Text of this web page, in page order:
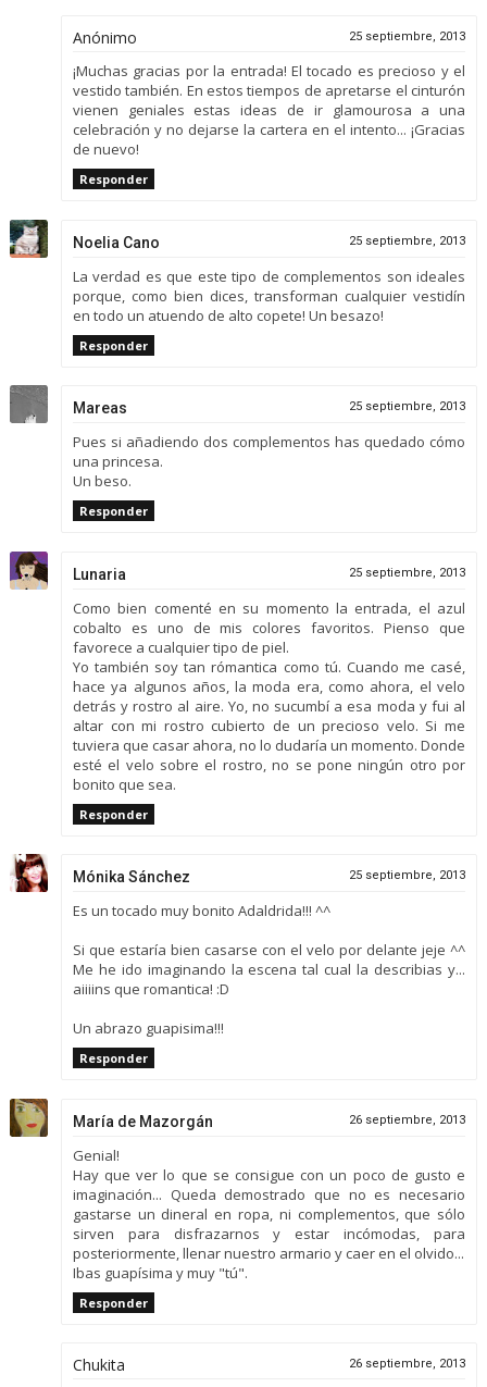
Anónimo 25 septiembre, 2013
¡Muchas gracias por la entrada! El tocado es precioso y el
vestido también. En estos tiempos de apretarse el cinturón
vienen geniales estas ideas de ir glamourosa a una
celebración y no dejarse la cartera en el intento... ¡Gracias
de nuevo!
Responder
Noelia Cano 25 septiembre, 2013
La verdad es que este tipo de complementos son ideales
porque, como bien dices, transforman cualquier vestidín
en todo un atuendo de alto copete! Un besazo!
Responder
Mareas 25 septiembre, 2013
Pues si añadiendo dos complementos has quedado cómo
una princesa.
Un beso.
Responder
Lunaria 25 septiembre, 2013
Como bien comenté en su momento la entrada, el azul
cobalto es uno de mis colores favoritos. Pienso que
favorece a cualquier tipo de piel.
Yo también soy tan rómantica como tú. Cuando me casé,
hace ya algunos años, la moda era, como ahora, el velo
detrás y rostro al aire. Yo, no sucumbí a esa moda y fui al
altar con mi rostro cubierto de un precioso velo. Si me
tuviera que casar ahora, no lo dudaría un momento. Donde
esté el velo sobre el rostro, no se pone ningún otro por
bonito que sea.
Responder
Mónika Sánchez 25 septiembre, 2013
Es un tocado muy bonito Adaldrida!!! ^^
Si que estaría bien casarse con el velo por delante jeje ^^
Me he ido imaginando la escena tal cual la describias y...
aiiiins que romantica! :D
Un abrazo guapisima!!!
Responder
María de Mazorgán 26 septiembre, 2013
Genial!
Hay que ver lo que se consigue con un poco de gusto e
imaginación... Queda demostrado que no es necesario
gastarse un dineral en ropa, ni complementos, que sólo
sirven para disfrazarnos y estar incómodas, para
posteriormente, llenar nuestro armario y caer en el olvido...
Ibas guapísima y muy "tú".
Responder
Chukita 26 septiembre, 2013